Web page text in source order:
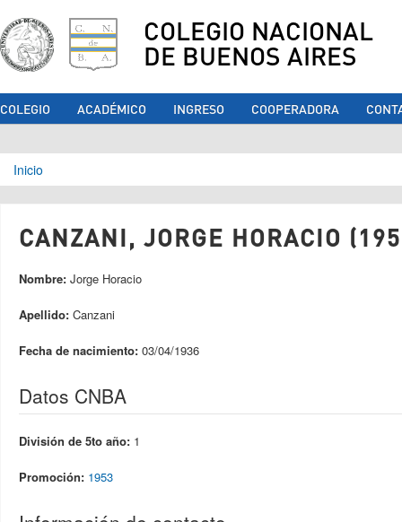
COLEGIO NACIONAL
DE BUENOS AIRES
COLEGIO ACADÉMICO INGRESO COOPERADORA
Se encuentra usted aquí
Inicio
CANZANI, JORGE HORACIO
Nombre: Jorge Horacio
Apellido: Canzani
Fecha de nacimiento: 03/04/1936
Datos CNBA
División de 5to año: 1
Promoción: 1953